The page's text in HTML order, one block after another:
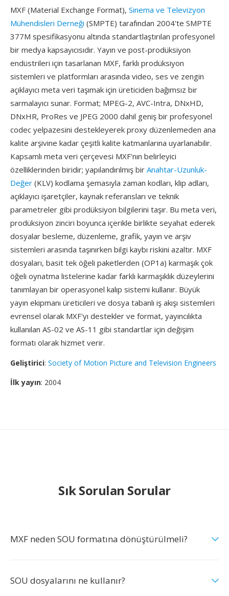
MXF (Material Exchange Format), Sinema ve Televizyon
Mühendisleri Derneği (SMPTE) tarafından 2004'te SMPTE
377M spesifikasyonu altında standartlaştırılan profesyonel
bir medya kapsayıcısıdır. Yayın ve post-prodüksiyon
endüstrileri için tasarlanan MXF, farklı prodüksiyon
sistemleri ve platformları arasında video, ses ve zengin
açıklayıcı meta veri taşımak için üreticiden bağımsız bir
sarmalayıcı sunar. Format; MPEG-2, AVC-Intra, DNxHD,
DNxHR, ProRes ve JPEG 2000 dahil geniş bir profesyonel
codec yelpazesini destekleyerek proxy düzenlemeden ana
kalite arşivine kadar çeşitli kalite katmanlarına uyarlanabilir.
Kapsamlı meta veri çerçevesi MXF'nın belirleyici
özelliklerinden biridir; yapılandırılmış bir Anahtar-Uzunluk-
Değer (KLV) kodlama şemasıyla zaman kodları, klip adları,
açıklayıcı işaretçiler, kaynak referansları ve teknik
parametreler gibi prodüksiyon bilgilerini taşır. Bu meta veri,
prodüksiyon zinciri boyunca içerikle birlikte seyahat ederek
dosyalar besleme, düzenleme, grafik, yayın ve arşiv
sistemleri arasında taşınırken bilgi kaybı riskini azaltır. MXF
dosyaları, basit tek öğeli paketlerden (OP1a) karmaşık çok
öğeli oynatma listelerine kadar farklı karmaşıklık düzeylerini
tanımlayan bir operasyonel kalıp sistemi kullanır. Büyük
yayın ekipmanı üreticileri ve dosya tabanlı iş akışı sistemleri
evrensel olarak MXF'yı destekler ve format, yayıncılıkta
kullanılan AS-02 ve AS-11 gibi standartlar için değişim
formatı olarak hizmet verir.
Geliştirici: Society of Motion Picture and Television Engineers
İlk yayın: 2004
Sık Sorulan Sorular
MXF neden SOU formatına dönüştürülmeli?
SOU dosyalarını ne kullanır?